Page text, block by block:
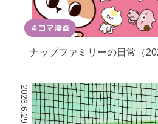
４コマ漫画
ナップファミリーの日常（
2026.6.29